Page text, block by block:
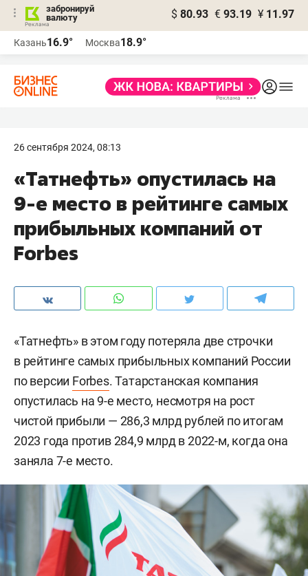
забронируй
валюту
$ 80.93 € 93.19 ¥ 11.97
Казань16.9° Москва18.9°
26 сентября 2024, 08:13
«Татнефть» опустилась на
9-е место в рейтинге самых
прибыльных компаний от
Forbes
«Татнефть» в этом году потеряла две строчки
в рейтинге самых прибыльных компаний России
по версии Forbes. Татарстанская компания
опустилась на 9-е место, несмотря на рост
чистой прибыли — 286,3 млрд рублей по итогам
2023 года против 284,9 млрд в 2022-м, когда она
заняла 7-е место.